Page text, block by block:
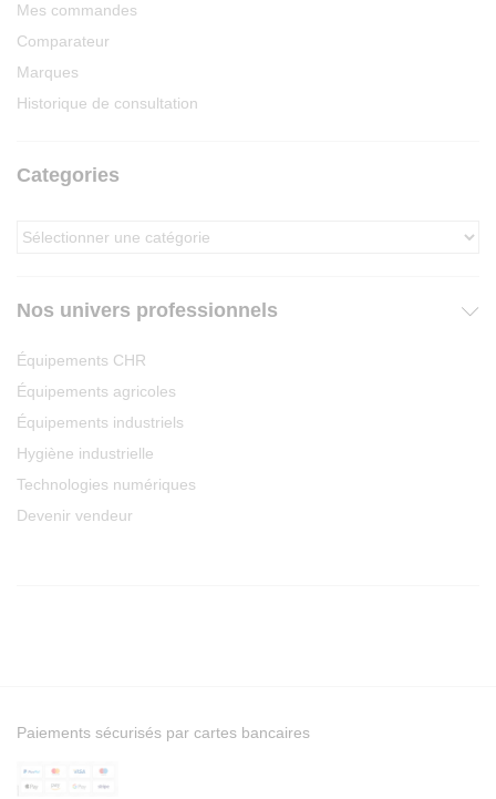
Mes commandes
Comparateur
Marques
Historique de consultation
Categories
Nos univers professionnels
Équipements CHR
Équipements agricoles
Équipements industriels
Hygiène industrielle
Technologies numériques
Devenir vendeur
Paiements sécurisés par cartes bancaires